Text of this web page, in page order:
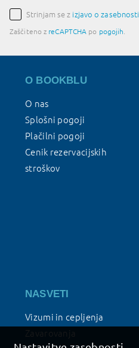
Strinjam se z izjavo o zasebnosti
Zaščiteno z reCAPTCHA po pogojih
O BOOKBLU
O nas
Splošni pogoji
Plačilni pogoji
Cenik rezervacijskih
stroškov
NASVETI
Vizumi in cepljenja
Zavarovanja